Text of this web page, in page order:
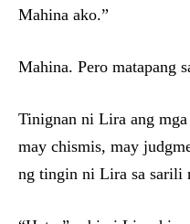
Mahina ako.”
Mahina. Pero matapang
Tinignan ni Lira ang
may chismis, may
ng tingin ni Lira sa sarili